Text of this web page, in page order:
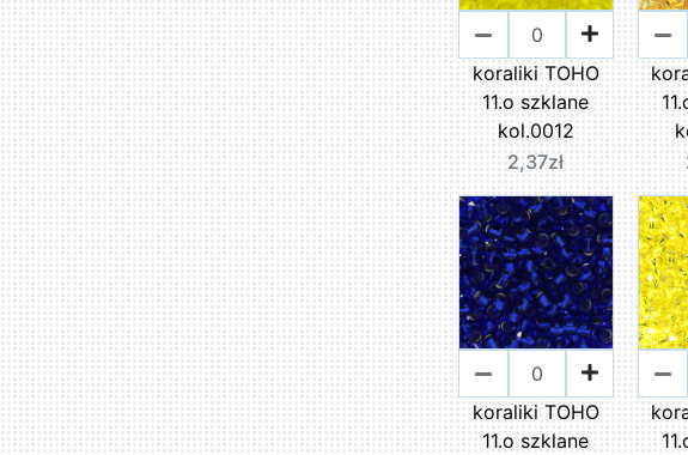
koraliki TOHO
11.o szklane
kol.0012
2,37zł
koraliki TOHO
11.o szklane